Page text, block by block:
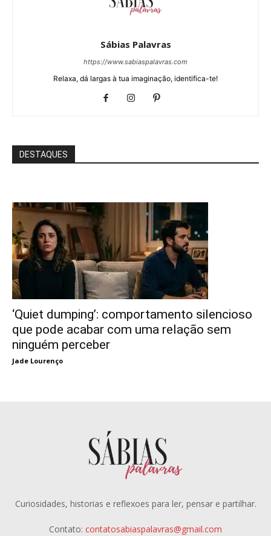
Sábias Palavras
https://www.sabiaspalavras.com
Relaxa, dá largas à tua imaginação, identifica-te!
DESTAQUES
‘Quiet dumping’: comportamento silencioso
que pode acabar com uma relação sem
ninguém perceber
Jade Lourenço
Curiosidades, historias e reflexoes para ler, pensar e partilhar.
Contato: contatosabiaspalavras@gmail.com